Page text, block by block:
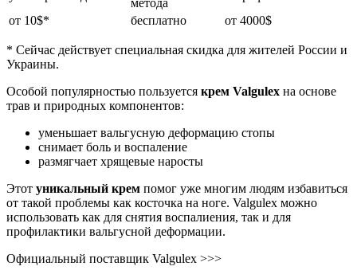
метода
от 10$*
бесплатно от 4000$
* Сейчас действует специальная скидка для жителей России и
Украины.
Особой популярностью пользуется крем Valgulex на основе
трав и природных компонентов:
уменьшает вальгусную деформацию стопы
снимает боль и воспаление
размягчает хрящевые наросты
Этот уникальный крем помог уже многим людям избавиться
от такой проблемы как косточка на ноге. Valgulex можно
использовать как для снятия воспалиения, так и для
профилактики вальгусной деформации.
Официальный поставщик Valgulex >>>